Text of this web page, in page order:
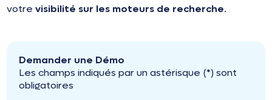
votre visibilité sur les moteurs de recherche.
Demander une Démo
Les champs indiqués par un astérisque (*) sont
obligatoires